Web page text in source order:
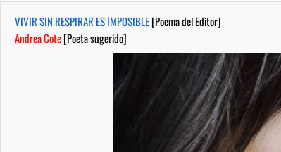
VIVIR SIN RESPIRAR ES IMPOSIBLE[Poema del Editor]
Andrea Cote[Poeta sugerido]